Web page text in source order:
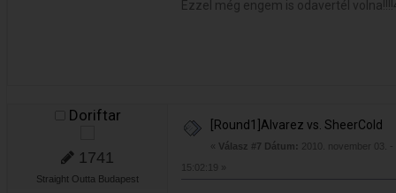
Ezzel még engem is odavertél
Doriftar
1741
Straight Outta Budapest
[Round1]Alvarez vs. SheerCold
« Válasz #7 Dátum:
2010. november 03. -
15:02:19 »